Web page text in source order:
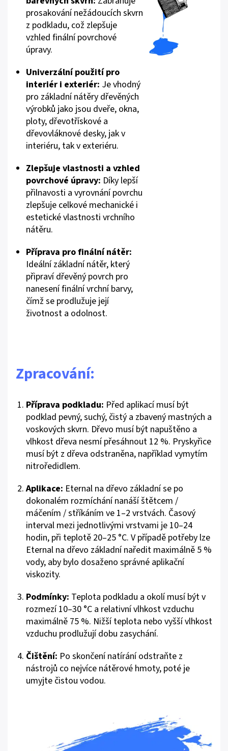
prosakování nežádoucích skvrn
z podkladu, což zlepšuje
vzhled finální povrchové
úpravy.
Univerzální použití pro
interiér i exteriér: Je vhodný
pro základní nátěry dřevěných
výrobků jako jsou dveře, okna,
ploty, dřevotřískové a
dřevovláknové desky, jak v
interiéru, tak v exteriéru.
Zlepšuje vlastnosti a vzhled
povrchové úpravy: Díky lepší
přilnavosti a vyrovnání povrchu
zlepšuje celkové mechanické i
estetické vlastnosti vrchního
nátěru.
Příprava pro finální nátěr:
Ideální základní nátěr, který
připraví dřevěný povrch pro
nanesení finální vrchní barvy,
čímž se prodlužuje její
životnost a odolnost.
Zpracování:
Příprava podkladu: Před aplikací musí být
podklad pevný, suchý, čistý a zbavený mastných a
voskových skvrn. Dřevo musí být napuštěno a
vlhkost dřeva nesmí přesáhnout 12 %. Pryskyřice
musí být z dřeva odstraněna, například vymytím
nitroředidlem.
Aplikace: Eternal na dřevo základní se po
dokonalém rozmíchání nanáší štětcem /
máčením / stříkáním ve 1–2 vrstvách. Časový
interval mezi jednotlivými vrstvami je 10–24
hodin, při teplotě 20–25 °C. V případě potřeby lze
Eternal na dřevo základní naředit maximálně 5 %
vody, aby bylo dosaženo správné aplikační
viskozity.
Podmínky: Teplota podkladu a okolí musí být v
rozmezí 10–30 °C a relativní vlhkost vzduchu
maximálně 75 %. Nižší teplota nebo vyšší vlhkost
vzduchu prodlužují dobu zasychání.
Čištění: Po skončení natírání odstraňte z
nástrojů co nejvíce nátěrové hmoty, poté je
umyjte čistou vodou.